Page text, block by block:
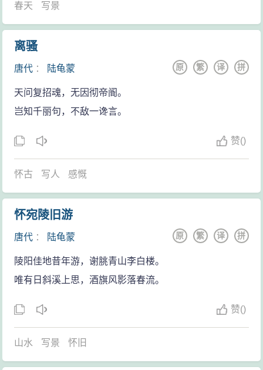
春天 写景
离骚
唐代 ： 陆龟蒙 拼
译
繁
原
天问复招魂，无因彻帝阍。
岂知千丽句，不敌一谗言。
赞()
怀古 写人 感慨
怀宛陵旧游
唐代 ： 陆龟蒙 拼
译
繁
原
陵阳佳地昔年游，谢脁青山李白楼。
唯有日斜溪上思，酒旗风影落春流。
赞()
山水 写景 怀旧